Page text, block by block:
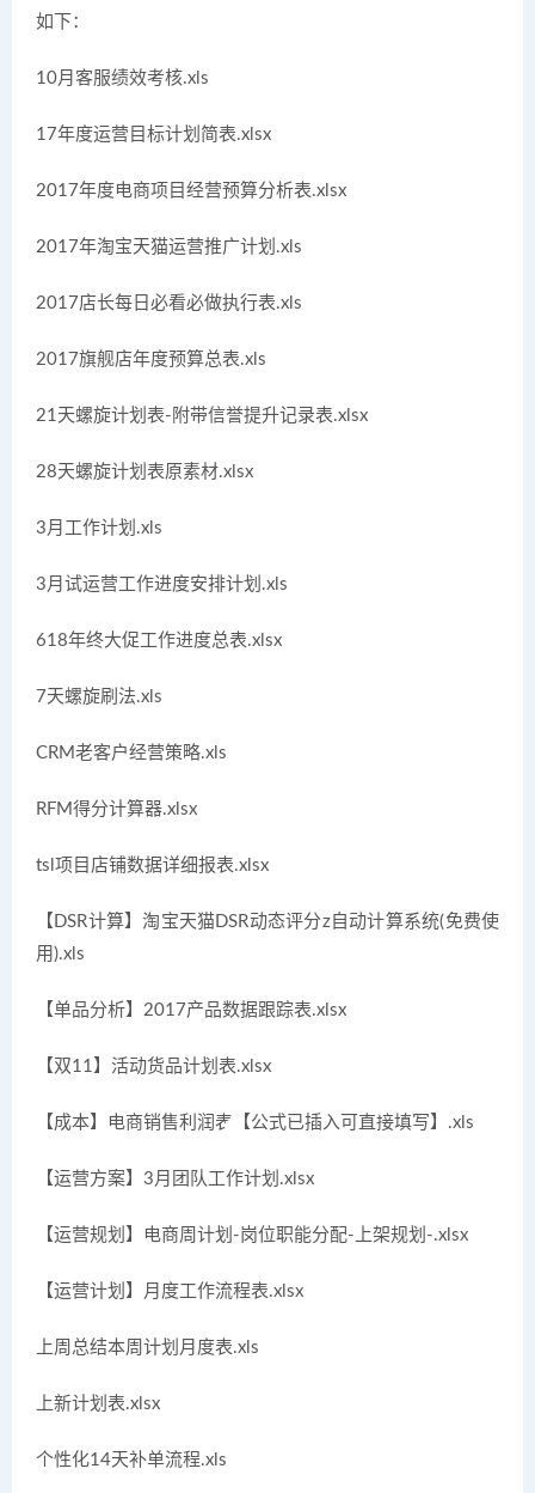
如下：
10月客服绩效考核.xls
17年度运营目标计划简表.xlsx
2017年度电商项目经营预算分析表.xlsx
2017年淘宝天猫运营推广计划.xls
2017店长每日必看必做执行表.xls
2017旗舰店年度预算总表.xls
21天螺旋计划表-附带信誉提升记录表.xlsx
28天螺旋计划表原素材.xlsx
3月工作计划.xls
3月试运营工作进度安排计划.xls
618年终大促工作进度总表.xlsx
7天螺旋刷法.xls
CRM老客户经营策略.xls
RFM得分计算器.xlsx
tsl项目店铺数据详细报表.xlsx
【DSR计算】淘宝天猫DSR动态评分z自动计算系统(免费使
用).xls
【单品分析】2017产品数据跟踪表.xlsx
【双11】活动货品计划表.xlsx
【成本】电商销售利润表【公式已插入可直接填写】.xls
【运营方案】3月团队工作计划.xlsx
【运营规划】电商周计划-岗位职能分配-上架规划-.xlsx
【运营计划】月度工作流程表.xlsx
上周总结本周计划月度表.xls
上新计划表.xlsx
个性化14天补单流程.xls